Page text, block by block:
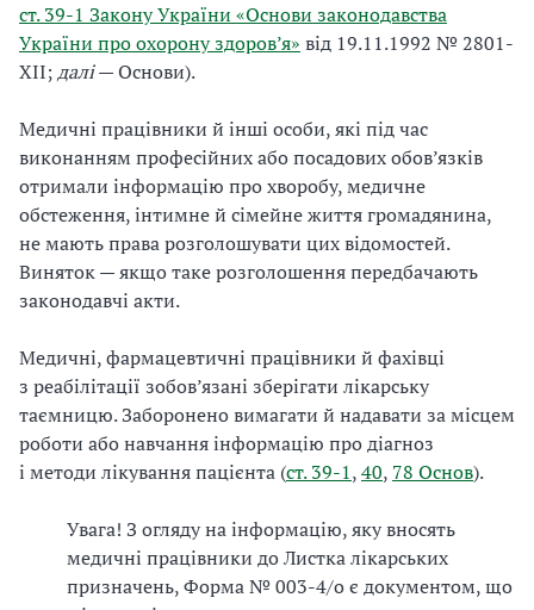
ст. 39-1 Закону України «Основи законодавства
України про охорону здоров’я» від 19.11.1992 № 2801-
XII;далі— Основи).
Медичні працівники й інші особи, які під час
виконанням професійних або посадових обов’язків
отримали інформацію про хворобу, медичне
обстеження, інтимне й сімейне життя громадянина,
не мають права розголошувати цих відомостей.
Виняток — якщо таке розголошення передбачають
законодавчі акти.
Медичні, фармацевтичні працівники й фахівці
з реабілітації зобов’язані зберігати лікарську
таємницю. Заборонено вимагати й надавати за місцем
роботи або навчання інформацію про діагноз
і методи лікування пацієнта (ст. 39-1,40, 78 Основ).
Увага! З огляду на інформацію, яку вносять
медичні працівники до Листка лікарських
призначень, Форма № 003-4/о є документом, що